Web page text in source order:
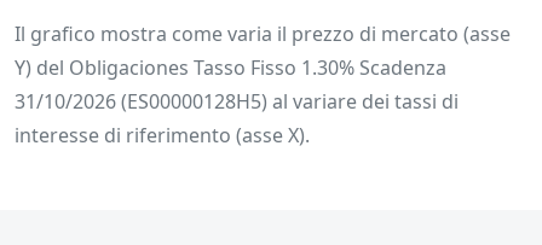
Il grafico mostra come varia il prezzo di mercato (asse
Y) del Obligaciones Tasso Fisso 1.30% Scadenza
31/10/2026 (ES00000128H5) al variare dei tassi di
interesse di riferimento (asse X).